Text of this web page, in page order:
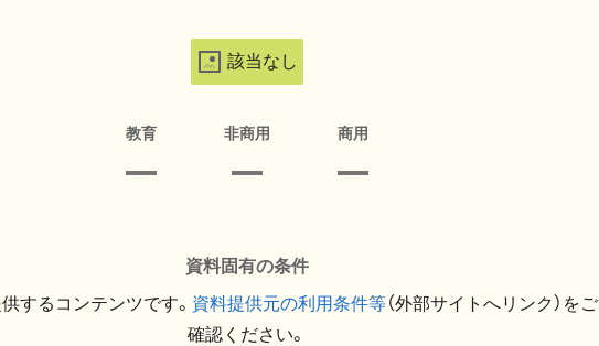
該当なし
教育 非商用 商用
資料固有の条件
するコンテンツです。 資料提供元の利用条件等（外部サイトへリンク）をご
確認ください。